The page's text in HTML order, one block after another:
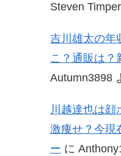
Steven
吉川雄太の年
こ？通販は？
Autumn3898
川越達也は顔
激痩せ？今現
ー に